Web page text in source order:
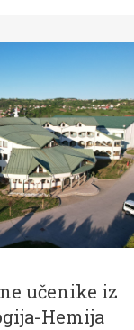
učenike iz
Hemija